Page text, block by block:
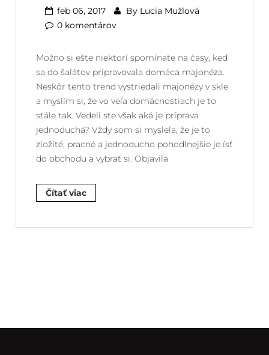
feb 06, 2017 By Lucia Mužlová
0 komentárov
Možno si ešte niektorí spomínate na časy, keď
sa do šalátov pripravovala domáca majonéza.
Neskôr tento trend vystriedali majonézy v skle
a myslím si, že vo veľa domácnostiach je to
stále tak. Vedeli ste však aká je príprava
jednoduchá? Vždy som si myslela, že je to
zložité, pracné a jednoducho pohodlnejšie je ísť
do obchodu a vybrať si. Objavila
Čítať viac